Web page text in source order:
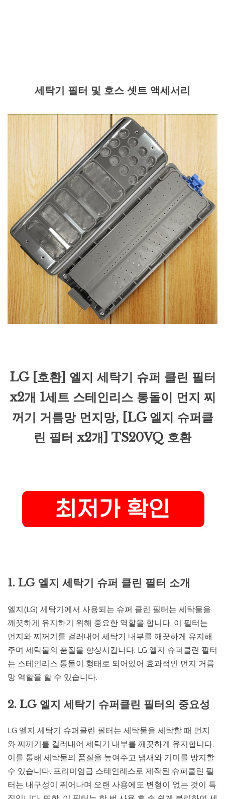
세탁기 필터 및 호스 셋트 액세서리
LG [호환] 엘지 세탁기 슈퍼 클린 필터
x2개 1세트 스테인리스 통돌이 먼지 찌
꺼기 거름망 먼지망, [LG 엘지 슈퍼클
린 필터 x2개] TS20VQ 호환
1. LG 엘지 세탁기 슈퍼 클린 필터 소개
엘지(LG) 세탁기에서 사용되는 슈퍼 클린 필터는 세탁물을
깨끗하게 유지하기 위해 중요한 역할을 합니다. 이 필터는
먼지와 찌꺼기를 걸러내어 세탁기 내부를 깨끗하게 유지해
주며 세탁물의 품질을 향상시킵니다. LG 엘지 슈퍼클린 필터
는 스테인리스 통돌이 형태로 되어있어 효과적인 먼지 거름
망 역할을 할 수 있습니다.
2. LG 엘지 세탁기 슈퍼클린 필터의 중요성
LG 엘지 세탁기 슈퍼클린 필터는 세탁물을 세탁할 때 먼지
와 찌꺼기를 걸러내어 세탁기 내부를 깨끗하게 유지합니다.
이를 통해 세탁물의 품질을 높여주고 냄새와 기미를 방지할
수 있습니다. 프리미엄급 스테인레스로 제작된 슈퍼클린 필
터는 내구성이 뛰어나며 오랜 사용에도 변형이 없는 것이 특